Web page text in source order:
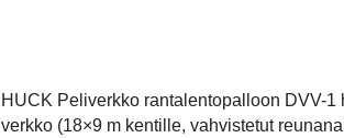
HUCK Peliverkko rantalentopalloon DVV-1
verkko (18×9 m kentille, vahvistetut